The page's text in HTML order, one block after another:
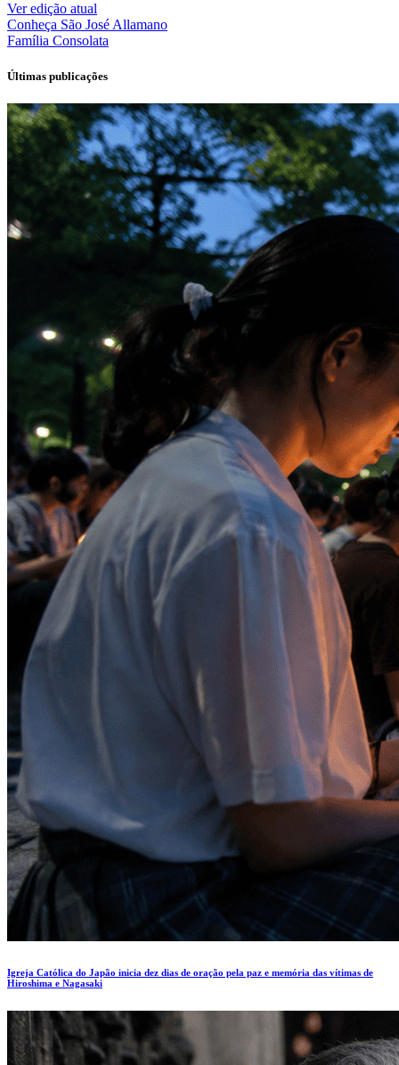
Ver edição atual
Conheça São José Allamano
Família Consolata
Últimas publicações
Igreja Católica do Japão inicia dez dias de oração pela paz e memória das vítimas de
Hiroshima e Nagasaki